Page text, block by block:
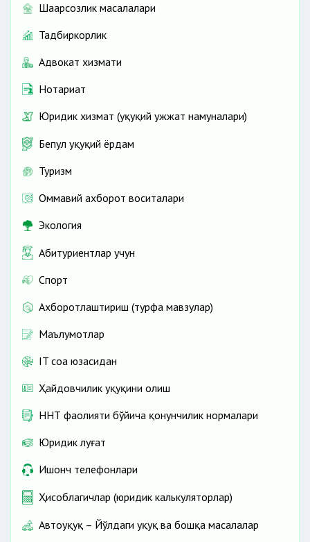
Шаҳарсозлик масалалари
Тадбиркорлик
Адвокат хизмати
Нотариат
Юридик хизмат (ҳуқуқий ҳужжат намуналари)
Бепул ҳуқуқий ёрдам
Туризм
Оммавий ахборот воситалари
Экология
Абитуриентлар учун
Спорт
Ахборотлаштириш (турфа мавзулар)
Маълумотлар
IT соҳа юзасидан
Ҳайдовчилик ҳуқуқини олиш
ННТ фаолияти бўйича қонунчилик нормалари
Юридик луғат
Ишонч телефонлари
Ҳисоблагичлар (юридик калькуляторлар)
Автоҳуқуқ – Йўлдаги ҳуқуқ ва бошқа масалалар